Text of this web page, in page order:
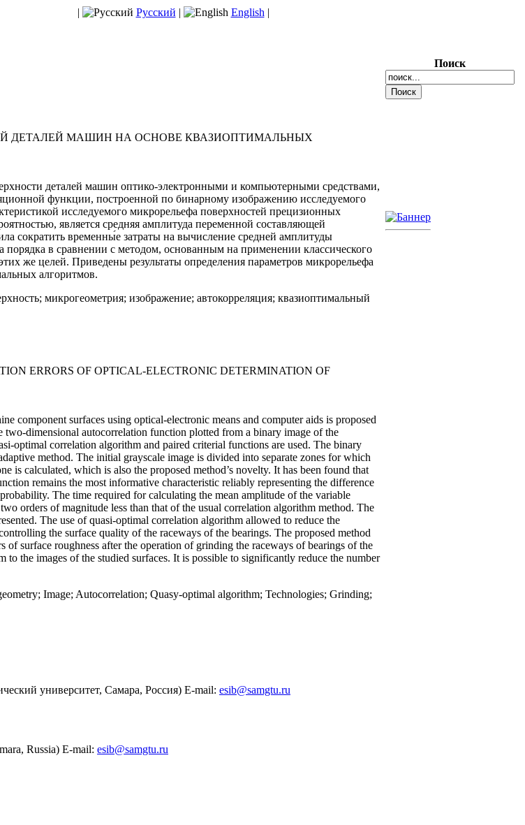
| Русский | English |
ДЕТАЛЕЙ МАШИН НА ОСНОВЕ КВАЗИОПТИМАЛЬНЫХ
деталей машин оптико-электронными и компьютерными средствами,
функции, построенной по бинарному изображению исследуемого
исследуемого микрорельефа поверхностей прецизионных
является средняя амплитуда переменной составляющей
сократить временны́е затраты на вычисление средней амплитуды
в сравнении с методом, основанным на применении классического
же целей. Приведены результаты определения параметров микрорельефа
алгоритмов.
микрогеометрия; изображение; автокорреляция; квазиоптимальный
ERRORS OF OPTIСAL-ELECTRONIC DETERMINATION OF
component surfaces using optical-electronic means and computer aids is proposed
dimensional autocorrelation function plotted from a binary image of the
optimal correlation algorithm and paired criterial functions are used. The binary
method. The initial grayscale image is divided into separate zones for which
is calculated, which is also the proposed method’s novelty. It has been found that
remains the most informative characteristic reliably representing the difference
The time required for calculating the mean amplitude of the variable
orders of magnitude less than that of the usual correlation algorithm method. The
The use of quasi-optimal correlation algorithm allowed to reduce the
the surface quality of the raceways of the bearings. The proposed method
of surface roughness after the operation of grinding the raceways of bearings of the
the images of the studied surfaces. It is possible to significantly reduce the number
Image; Autocorrelation; Quasy-optimal algorithm; Technologies; Grinding;
университет, Самара, Россия) E-mail: esib@samgtu.ru
Russia) E-mail: esib@samgtu.ru
Поиск